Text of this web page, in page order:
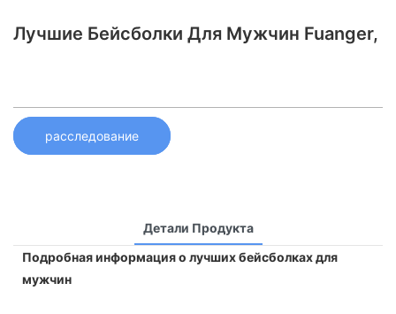
Лучшие Бейсболки Для Мужчин Fuanger,
расследование
Детали Продукта
Подробная информация о лучших бейсболках для
мужчин